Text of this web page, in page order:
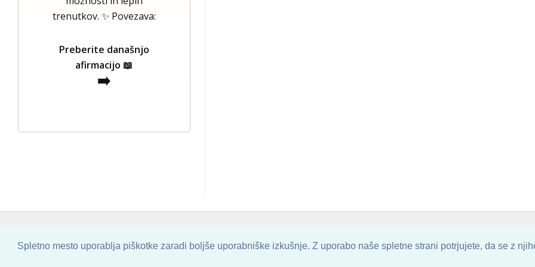
Spletno mesto uporablja piškotke zaradi boljše uporabniške izkušnje. Z uporabo naše spletne strani potrjujete, da se z
trenutkov. ✨ Povezava:
Preberite današnjo
afirmacijo 📖
➡️
COPYRIGHT © 2013 - 2026 BYSKINBASE. ALL ARTWORK ARE UPLOADED AND COPYRIGHTED TO ITS AUTHOR.